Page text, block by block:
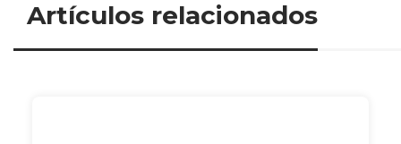
Artículos relacionados